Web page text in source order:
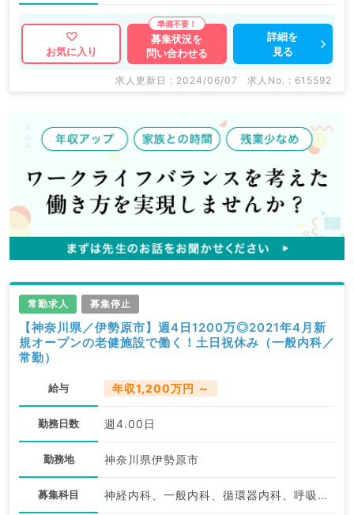
お気に入り
募集状況を
問い合わせる
詳細を
見る
求人更新日 : 2024/06/07 求人No. : 615592
常勤求人 募集停止
【神奈川県／伊勢原市】週4日1200万◎2021年4月新
規オープンの老健施設で働く！土日祝休み（一般内科／
常勤）
給与 年収1,200万円 ～
勤務日数 週4.00日
勤務地 神奈川県伊勢原市
募集科目 神経内科、一般内科、循環器内科、呼吸器内科、消化器内科、内分泌・代謝内科、腎臓内科